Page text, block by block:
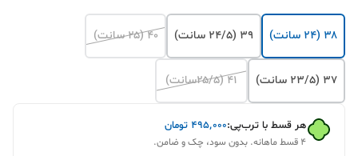
۳۸ (۲۴ سانت) ۳۹ (۲۴/۵ سانت) ۴۰ (۲۵ سانت)
37 (۲۳/۵ سانت) ۴۱ (۲۵/۵سانت)
هر قسط با ترب‌پی:۴۹۵٬۰۰۰ تومان
۴ قسط ماهانه. بدون سود، چک و ضامن.